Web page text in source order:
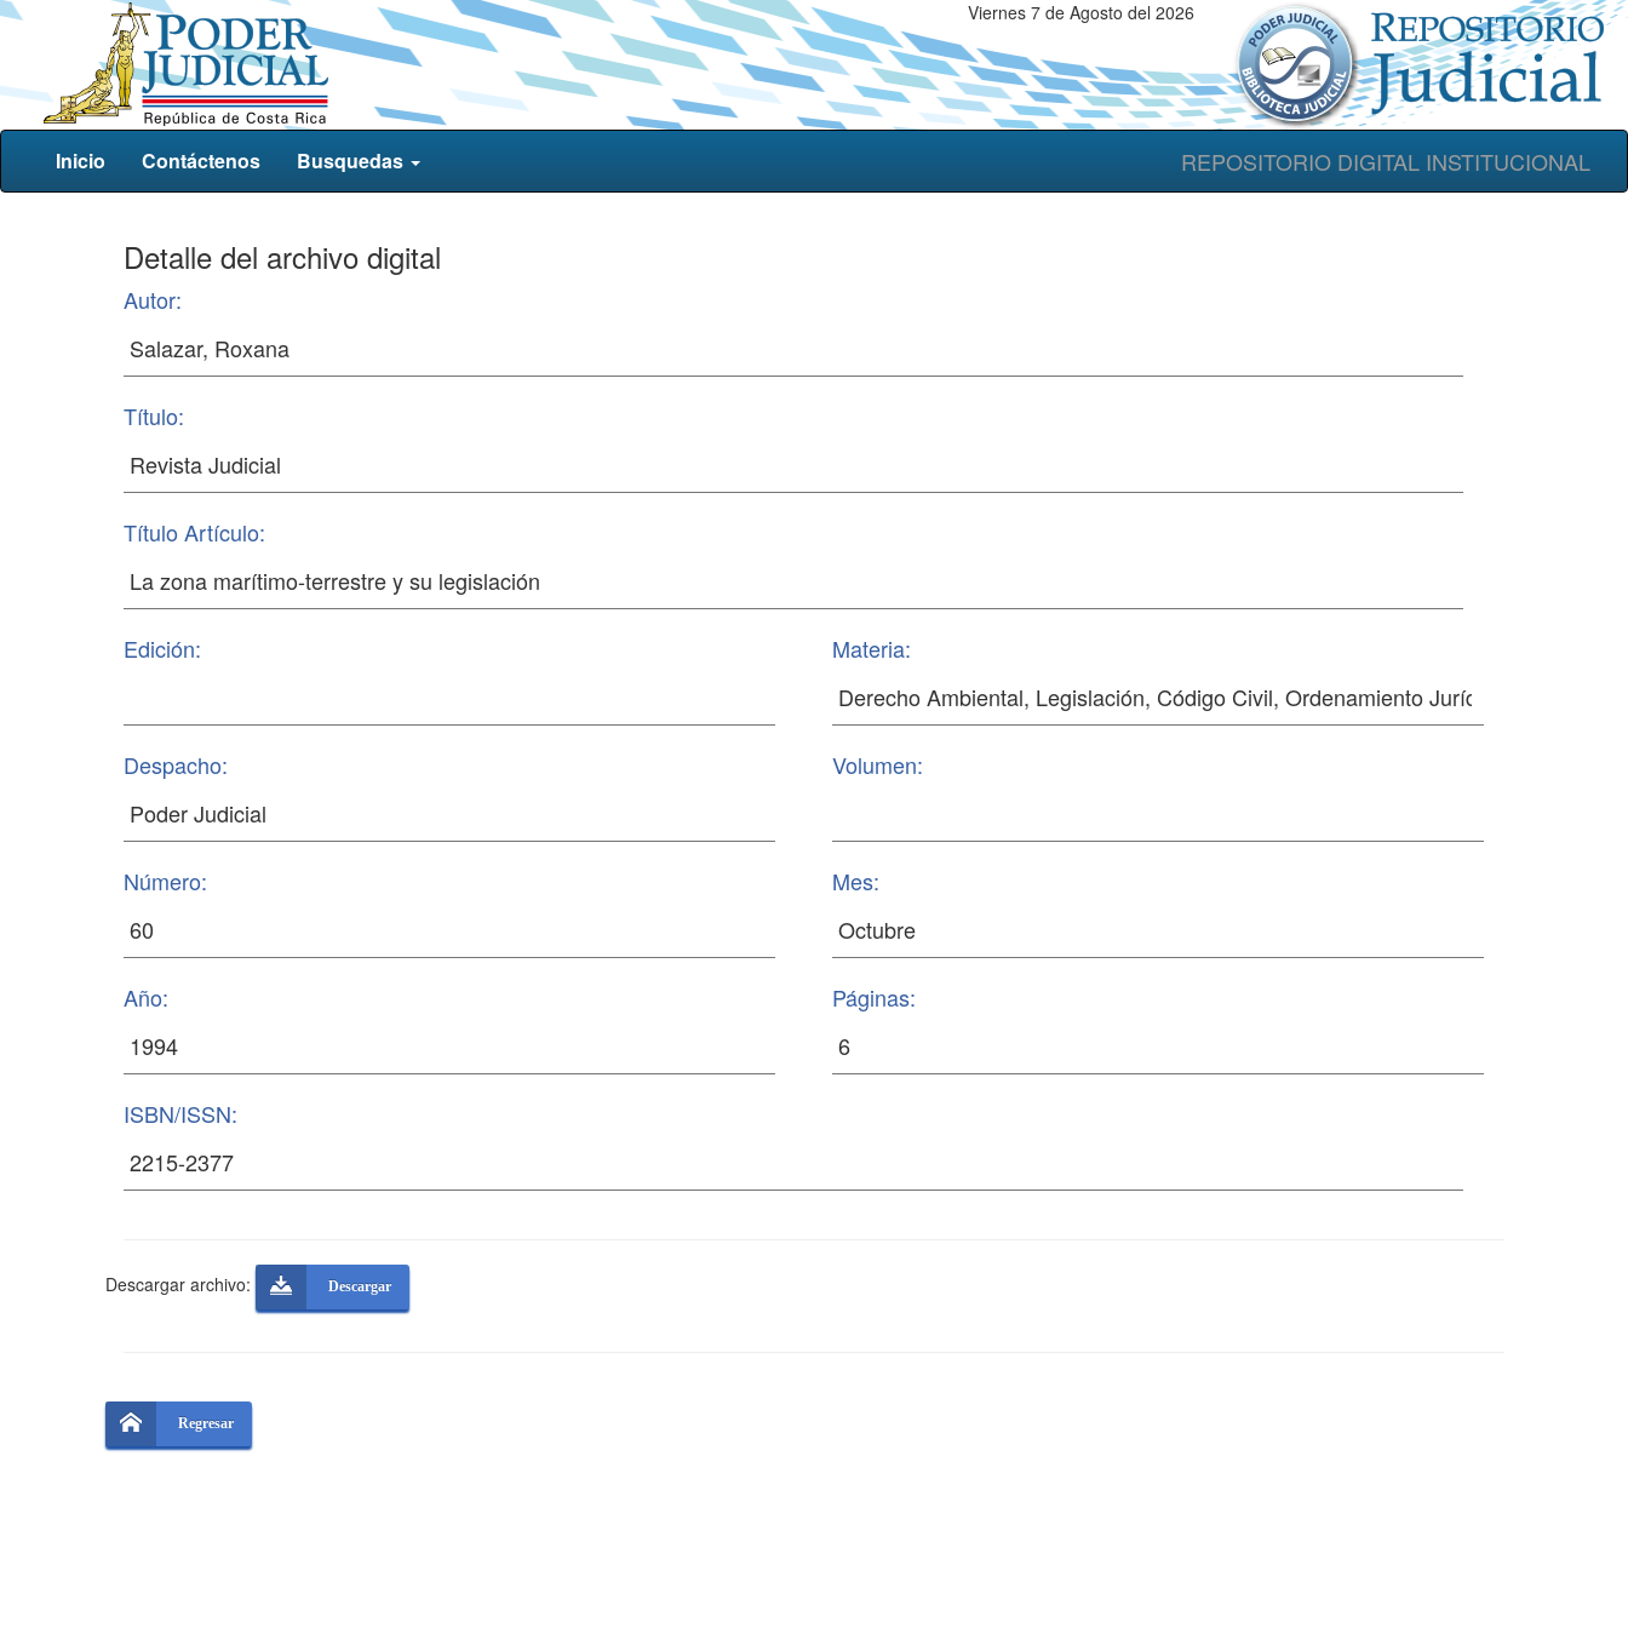
Viernes 7 de Agosto del 2026
REPOSITORIO DIGITAL INSTITUCIONAL
Inicio Contáctenos Busquedas
Detalle del archivo digital
Autor:
Título:
Título Artículo:
Edición: Materia:
Despacho: Volumen:
Número: Mes:
Año: Páginas:
ISBN/ISSN:
Descargar archivo: Descargar
Regresar